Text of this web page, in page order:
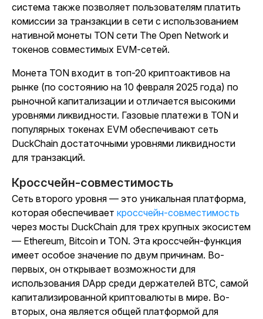
система также позволяет пользователям платить
комиссии за транзакции в сети с использованием
нативной монеты TON сети The Open Network и
токенов совместимых EVM-сетей.
Монета TON входит в топ-20 криптоактивов на
рынке (по состоянию на 10 февраля 2025 года) по
рыночной капитализации и отличается высокими
уровнями ликвидности. Газовые платежи в TON и
популярных токенах EVM обеспечивают сеть
DuckChain достаточными уровнями ликвидности
для транзакций.
Кроссчейн-совместимость
Сеть второго уровня — это уникальная платформа,
которая обеспечивает кроссчейн-совместимость
через мосты DuckChain для трех крупных экосистем
— Ethereum, Bitcoin и TON. Эта кроссчейн-функция
имеет особое значение по двум причинам. Во-
первых, он открывает возможности для
использования DApp среди держателей BTC, самой
капитализированной криптовалюты в мире. Во-
вторых, она является общей платформой для